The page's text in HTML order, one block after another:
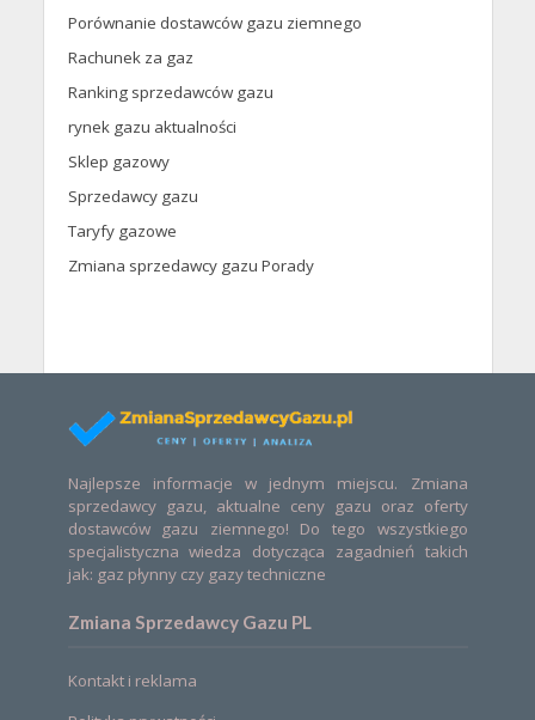
Porównanie dostawców gazu ziemnego
Rachunek za gaz
Ranking sprzedawców gazu
rynek gazu aktualności
Sklep gazowy
Sprzedawcy gazu
Taryfy gazowe
Zmiana sprzedawcy gazu Porady
Najlepsze informacje w jednym miejscu. Zmiana
sprzedawcy gazu, aktualne ceny gazu oraz oferty
dostawców gazu ziemnego! Do tego wszystkiego
specjalistyczna wiedza dotycząca zagadnień takich
jak: gaz płynny czy gazy techniczne
Zmiana Sprzedawcy Gazu PL
Kontakt i reklama